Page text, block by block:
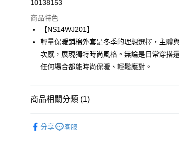
悠遊付
ATM付款
運送方式
每筆NT$100
每筆NT$100，滿NT$2,000(含以上)免運費
10138153
商品特色
【NS14WJ201】
輕量保暖鋪棉外套是冬季的理想選擇，主體
次感，展現獨特時尚風格。無論是日常穿搭
任何場合都能時尚保暖、輕鬆應對。
商品相關分類 (1)
分享
客服